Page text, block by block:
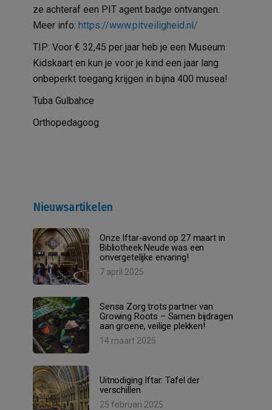
ze achteraf een PIT agent badge ontvangen.
Meer info: https://www.pitveiligheid.nl/
TIP: Voor € 32,45 per jaar heb je een Museum
Kidskaart en kun je voor je kind een jaar lang
onbeperkt toegang krijgen in bijna 400 musea!
Tuba Gulbahce
Orthopedagoog
Nieuwsartikelen
Onze Iftar-avond op 27 maart in
Bibliotheek Neude was een
onvergetelijke ervaring!
7 april 2025
Sensa Zorg trots partner van
Growing Roots – Samen bijdragen
aan groene, veilige plekken!
14 maart 2025
Uitnodiging Iftar: Tafel der
verschillen
25 februari 2025